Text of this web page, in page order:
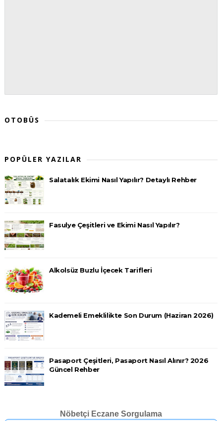
OTOBÜS
POPÜLER YAZILAR
Salatalık Ekimi Nasıl Yapılır? Detaylı Rehber
Fasulye Çeşitleri ve Ekimi Nasıl Yapılır?
Alkolsüz Buzlu İçecek Tarifleri
Kademeli Emeklilikte Son Durum (Haziran 2026)
Pasaport Çeşitleri, Pasaport Nasıl Alınır? 2026
Güncel Rehber
Nöbetçi Eczane Sorgulama